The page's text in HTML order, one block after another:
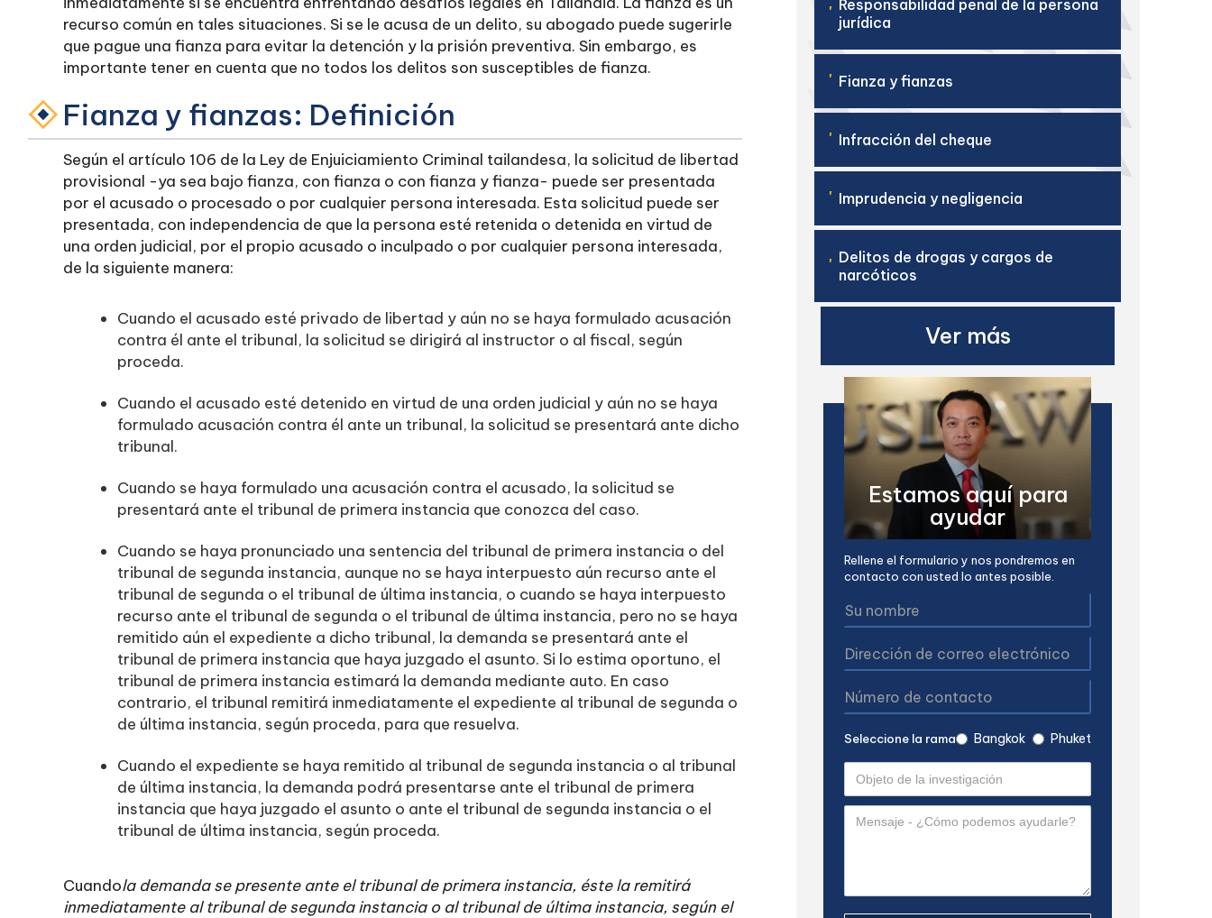
recurso común en tales situaciones. Si se le acusa de un delito, su abogado puede sugerirle
que pague una fianza para evitar la detención y la prisión preventiva. Sin embargo, es
importante tener en cuenta que no todos los delitos son susceptibles de fianza.
Fianza y fianzas: Definición
Según el artículo 106 de la Ley de Enjuiciamiento Criminal tailandesa, la solicitud de libertad
provisional -ya sea bajo fianza, con fianza o con fianza y fianza- puede ser presentada
por el acusado o procesado o por cualquier persona interesada. Esta solicitud puede ser
presentada, con independencia de que la persona esté retenida o detenida en virtud de
una orden judicial, por el propio acusado o inculpado o por cualquier persona interesada,
de la siguiente manera:
Cuando el acusado esté privado de libertad y aún no se haya formulado acusación
contra él ante el tribunal, la solicitud se dirigirá al instructor o al fiscal, según
proceda.
Cuando el acusado esté detenido en virtud de una orden judicial y aún no se haya
formulado acusación contra él ante un tribunal, la solicitud se presentará ante dicho
tribunal.
Cuando se haya formulado una acusación contra el acusado, la solicitud se
presentará ante el tribunal de primera instancia que conozca del caso.
Cuando se haya pronunciado una sentencia del tribunal de primera instancia o del
tribunal de segunda instancia, aunque no se haya interpuesto aún recurso ante el
tribunal de segunda o el tribunal de última instancia, o cuando se haya interpuesto
recurso ante el tribunal de segunda o el tribunal de última instancia, pero no se haya
remitido aún el expediente a dicho tribunal, la demanda se presentará ante el
tribunal de primera instancia que haya juzgado el asunto. Si lo estima oportuno, el
tribunal de primera instancia estimará la demanda mediante auto. En caso
contrario, el tribunal remitirá inmediatamente el expediente al tribunal de segunda o
de última instancia, según proceda, para que resuelva.
Cuando el expediente se haya remitido al tribunal de segunda instancia o al tribunal
de última instancia, la demanda podrá presentarse ante el tribunal de primera
instancia que haya juzgado el asunto o ante el tribunal de segunda instancia o el
tribunal de última instancia, según proceda.
‍Cuandola demanda se presente ante el tribunal de primera instancia, éste la remitirá
inmediatamente al tribunal de segunda instancia o al tribunal de última instancia, según el
' Responsabilidad penal de la persona
jurídica
' Fianza y fianzas
' Infracción del cheque
' Imprudencia y negligencia
' Delitos de drogas y cargos de
narcóticos
Ver más
Estamos aquí para
ayudar
Rellene el formulario y nos pondremos en
contacto con usted lo antes posible.
Seleccione la rama Bangkok Phuket